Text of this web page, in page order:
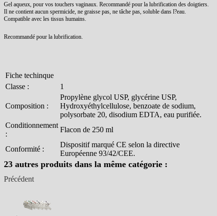
Gel aqueux, pour vos touchers vaginaux. Recommandé pour la lubrification des doigtiers.
Il ne contient aucun spermicide, ne graisse pas, ne tâche pas, soluble dans l?eau.
Compatible avec les tissus humains.
Recommandé pour la lubrification.
Fiche techinque
Classe :
1
Composition :
Propylène glycol USP, glycérine USP,
Hydroxyéthylcellulose, benzoate de sodium,
polysorbate 20, disodium EDTA, eau purifiée.
Conditionnement
:
Flacon de 250 ml
Conformité :
Dispositif marqué CE selon la directive
Européenne 93/42/CEE.
23 autres produits dans la même catégorie :
Précédent